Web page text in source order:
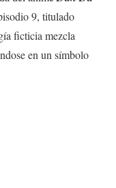
9, titulado
ficticia mezcla
en un símbolo